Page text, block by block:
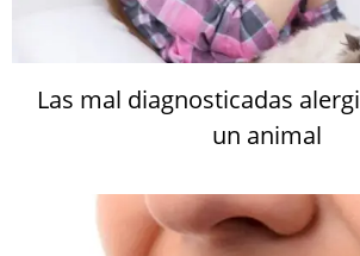
Las mal diagnosticadas
un animal